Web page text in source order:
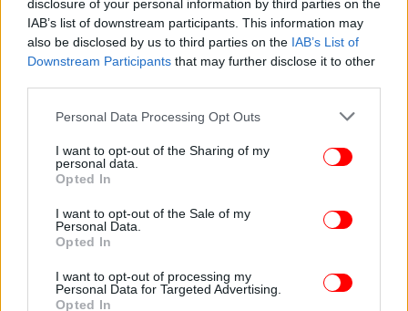
disclosure of your personal information by third parties on the
IAB’s list of downstream participants. This information may
also be disclosed by us to third parties on the IAB’s List of
Downstream Participants that may further disclose it to other
Please note that this website/app uses one or more Google
not limited to your visit or usage behaviour. You may click to
grant or deny consent to Google and its third-party tags to
use your data for below specified purposes in below Google
consent section.
Personal Data Processing Opt Outs
I want to opt-out of the Sharing of my
personal data.
Opted In
I want to opt-out of the Sale of my
Personal Data.
Opted In
I want to opt-out of processing my
Personal Data for Targeted Advertising.
Opted In
ιδιωτικό του νησί-Πόσο κοστίζει η διαμονή στον
επίγειο παράδεισο